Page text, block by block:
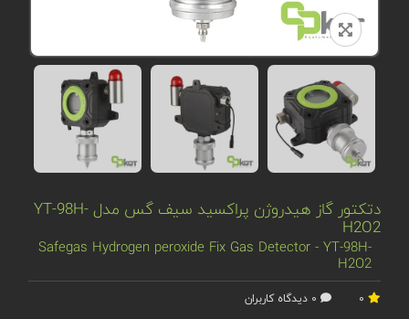
دتکتور گاز هیدروژن پراکسید سیف گس مدل YT-98H-
H2O2
Safegas Hydrogen peroxide Fix Gas Detector - YT-98H-
H2O2